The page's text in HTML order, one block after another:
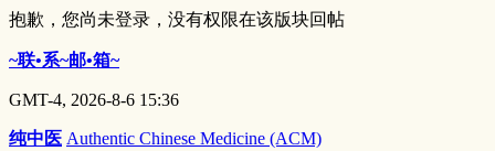
抱歉，您尚未登录，没有权限在该版块回帖
~联•系~邮•箱~
GMT-4, 2026-8-6 15:36
纯中医 Authentic Chinese Medicine (ACM)